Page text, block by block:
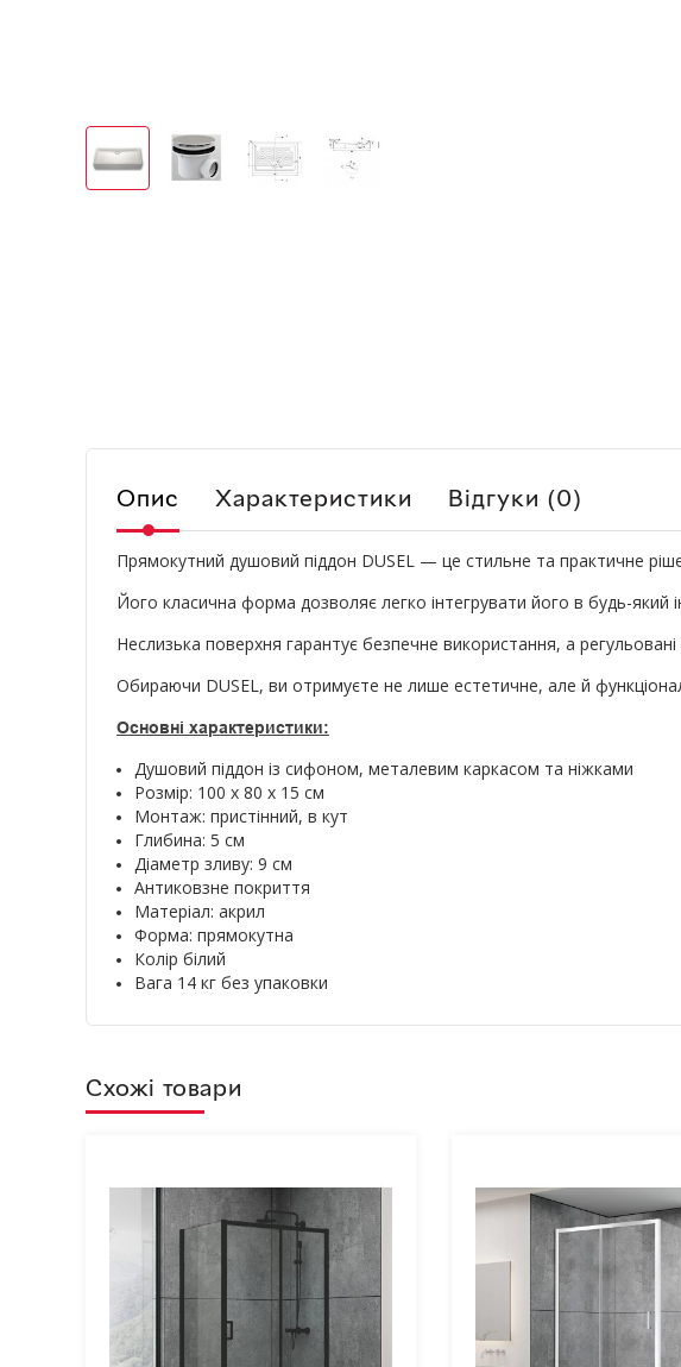
Опис Характеристики Відгуки (0)
Прямокутний душовий піддон DUSEL — це стильне та практичне
Його класична форма дозволяє легко інтегрувати його в будь-який
Неслизька поверхня гарантує безпечне використання, а
Обираючи DUSEL, ви отримуєте не лише естетичне, але й
Основні характеристики:
Душовий піддон із сифоном, металевим каркасом та ніжками
Розмір: 100 x 80 x 15 см
Монтаж: пристінний, в кут
Глибина: 5 см
Діаметр зливу: 9 см
Антиковзне покриття
Матеріал: акрил
Форма: прямокутна
Колір білий
Вага 14 кг без упаковки
Схожі товари